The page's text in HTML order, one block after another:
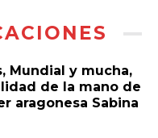
Mundial y mucha,
de la mano de
aragonesa Sabina